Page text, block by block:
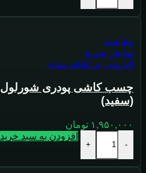
مقايسه
نمایش سریع
افزودن به علاقه مندی
(سفید)
۱,۹۵۰,۰۰۰ تومان
-
+
افزودن به سبد خرید